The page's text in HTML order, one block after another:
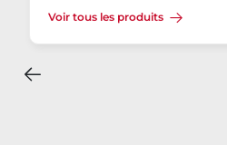
Voir tous les produits